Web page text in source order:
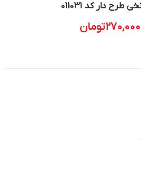
طرح دار کد 011031
270,000تومان